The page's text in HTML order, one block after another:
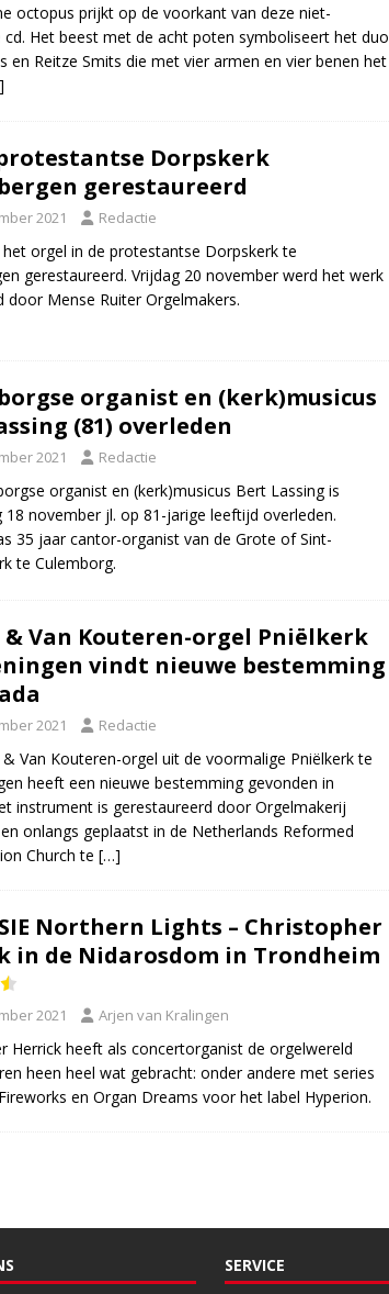
octopus prijkt op de voorkant van deze niet-
cd. Het beest met de acht poten symboliseert het duo
en Reitze Smits die met vier armen en vier benen het
Dorpskerk
gerestaureerd
2021 Redactie
het orgel in de protestantse Dorpskerk te
gerestaureerd. Vrijdag 20 november werd het werk
door Mense Ruiter Orgelmakers.
organist en (kerk)musicus
(81) overleden
2021 Redactie
organist en (kerk)musicus Bert Lassing is
18 november jl. op 81-jarige leeftijd overleden.
35 jaar cantor-organist van de Grote of Sint-
te Culemborg.
& Van Kouteren-orgel Pniëlkerk
vindt nieuwe bestemming
2021 Redactie
& Van Kouteren-orgel uit de voormalige Pniëlkerk te
heeft een nieuwe bestemming gevonden in
instrument is gerestaureerd door Orgelmakerij
onlangs geplaatst in de Netherlands Reformed
Church te […]
Northern Lights – Christopher
in de Nidarosdom in Trondheim
2021 Arjen van Kralingen
Herrick heeft als concertorganist de orgelwereld
heen heel wat gebracht: onder andere met series
en Organ Dreams voor het label Hyperion.
SERVICE